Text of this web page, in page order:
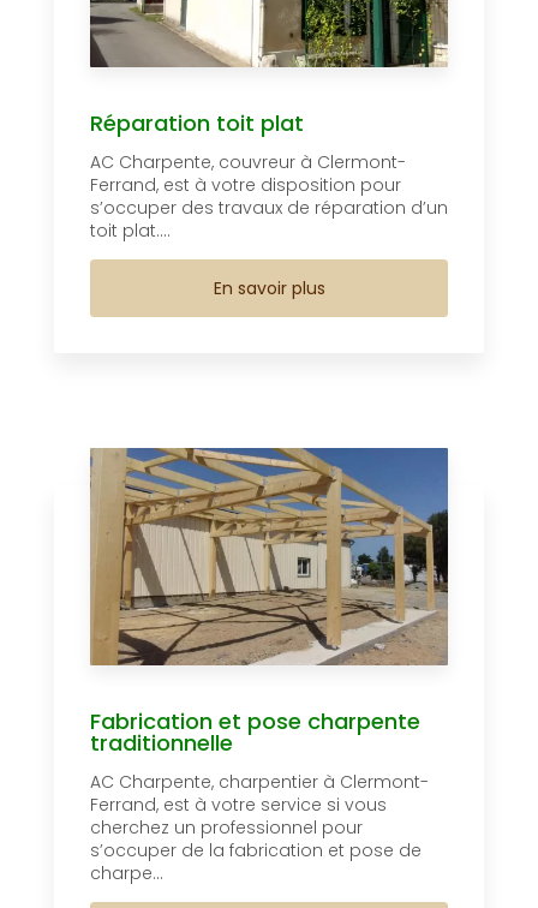
Réparation toit plat
AC Charpente, couvreur à Clermont-
Ferrand, est à votre disposition pour
s’occuper des travaux de réparation d’un
toit plat....
En savoir plus
Fabrication et pose charpente
traditionnelle
AC Charpente, charpentier à Clermont-
Ferrand, est à votre service si vous
cherchez un professionnel pour
s’occuper de la fabrication et pose de
charpe...